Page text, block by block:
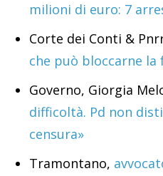
milioni di euro: 7
Corte dei Conti &
che può bloccarne la
Governo, Giorgia
difficoltà. Pd non
censura»
Tramontano,